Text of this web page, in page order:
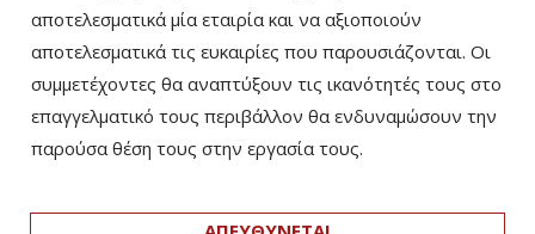
αποτελεσματικά μία εταιρία και να αξιοποιούν
αποτελεσματικά τις ευκαιρίες που παρουσιάζονται. Οι
συμμετέχοντες θα αναπτύξουν τις ικανότητές τους στο
επαγγελματικό τους περιβάλλον θα ενδυναμώσουν την
παρούσα θέση τους στην εργασία τους.